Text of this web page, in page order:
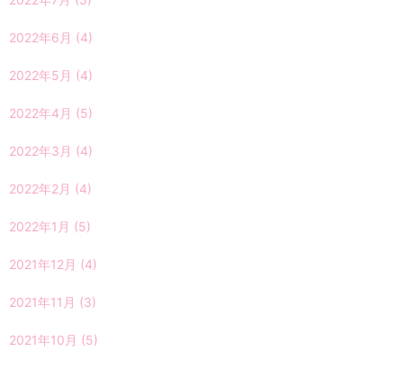
2022年6月 (4)
2022年5月 (4)
2022年4月 (5)
2022年3月 (4)
2022年2月 (4)
2022年1月 (5)
2021年12月 (4)
2021年11月 (3)
2021年10月 (5)